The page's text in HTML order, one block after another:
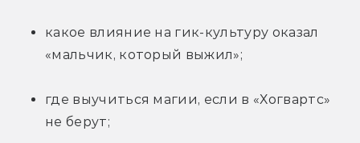
какое влияние на гик-культуру оказал
«мальчик, который выжил»;
где выучиться магии, если в «Хогвартс»
не берут;